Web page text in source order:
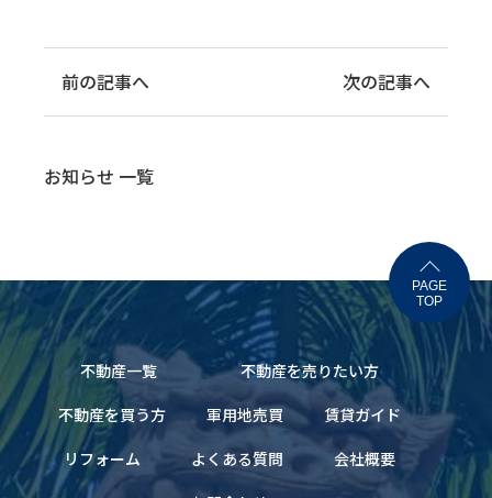
前の記事へ 次の記事へ
お知らせ 一覧
不動産一覧
不動産を売りたい方
不動産を買う方
軍用地売買
賃貸ガイド
リフォーム
よくある質問
会社概要
PAGE
TOP